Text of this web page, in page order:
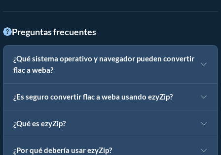
Preguntas frecuentes
¿Qué sistema operativo y navegador pueden convertir
flac a weba?
¿Es seguro convertir flac a weba usando ezyZip?
¿Qué es ezyZip?
¿Por qué debería usar ezyZip?